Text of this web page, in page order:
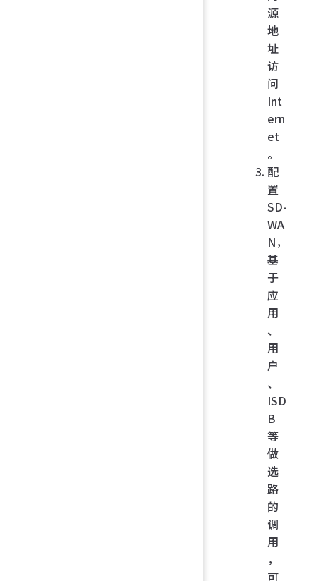
源
地
址
访
问
Int
ern
et
。
配
置
SD-
WA
N，
基
于
应
用
、
用
户
、
ISD
B
等
做
选
路
的
调
用
，
可